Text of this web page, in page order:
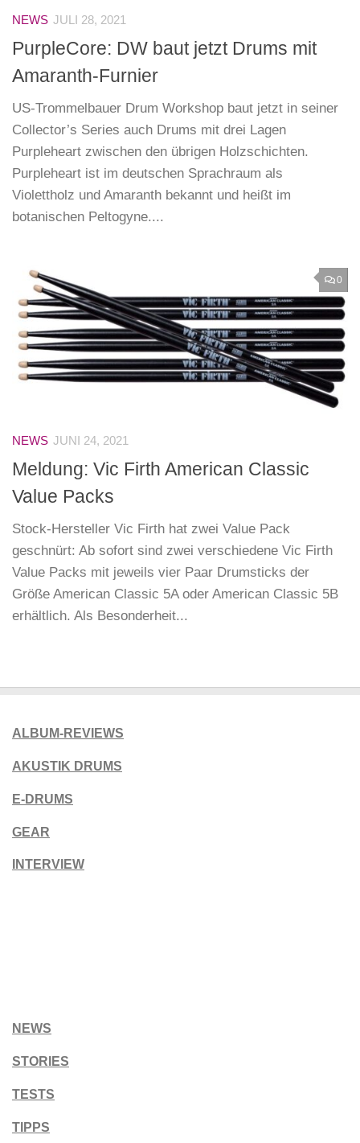
NEWS JULI 28, 2021
PurpleCore: DW baut jetzt Drums mit
Amaranth-Furnier
US-Trommelbauer Drum Workshop baut jetzt in seiner
Collector’s Series auch Drums mit drei Lagen
Purpleheart zwischen den übrigen Holzschichten.
Purpleheart ist im deutschen Sprachraum als
Violettholz und Amaranth bekannt und heißt im
botanischen Peltogyne....
0
NEWS JUNI 24, 2021
Meldung: Vic Firth American Classic
Value Packs
Stock-Hersteller Vic Firth hat zwei Value Pack
geschnürt: Ab sofort sind zwei verschiedene Vic Firth
Value Packs mit jeweils vier Paar Drumsticks der
Größe American Classic 5A oder American Classic 5B
erhältlich. Als Besonderheit...
ALBUM-REVIEWS
AKUSTIK DRUMS
E-DRUMS
GEAR
INTERVIEW
NEWS
STORIES
TESTS
TIPPS